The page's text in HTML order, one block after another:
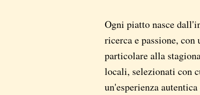
Ogni piatto nasce
ricerca e passione, con
particolare alla
locali, selezionati con
un'esperienza